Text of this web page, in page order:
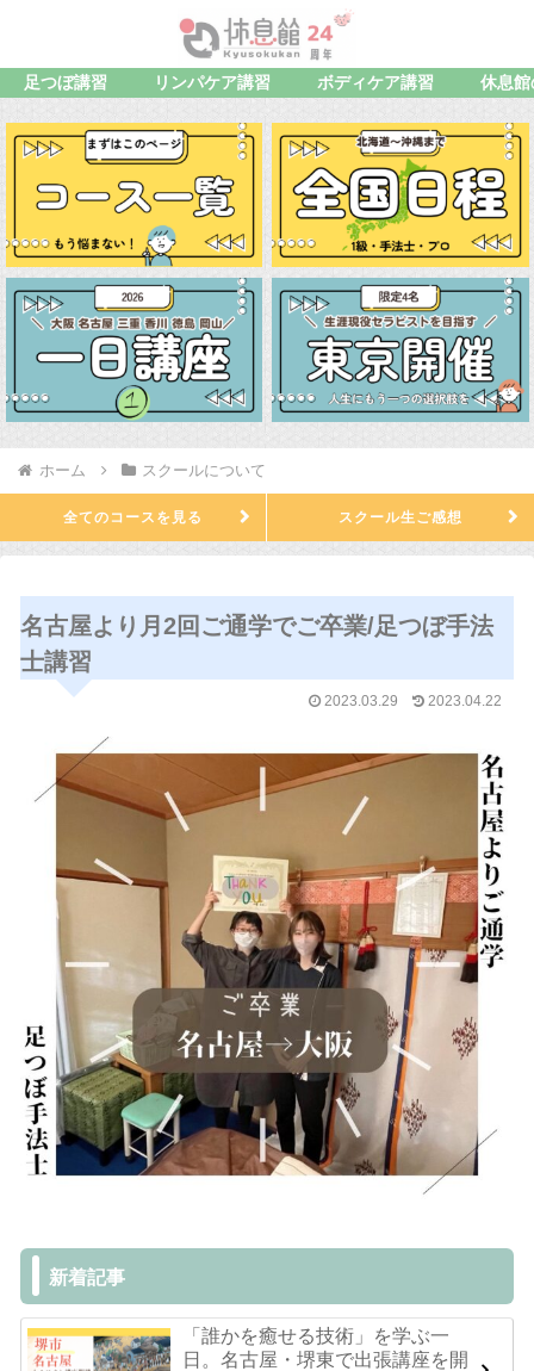
足つぼ講習 リンパケア講習 ボディケア講習 休息
ホーム スクールについて
全てのコースを見る スクール生ご感想
名古屋より月2回ご通学でご卒業/足つぼ手法
士講習
2023.03.29 2023.04.22
新着記事
「誰かを癒せる技術」を学ぶ一
日。名古屋・堺東で出張講座を開